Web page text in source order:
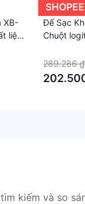
XB-
liệu
SHOPEE
Đế Sạc
Chuột
289.286 ₫
kiếm và so